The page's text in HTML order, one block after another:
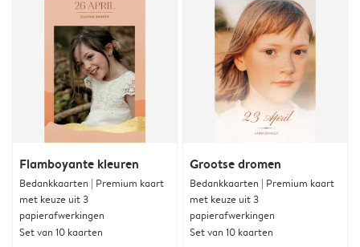
Flamboyante kleuren
Bedankkaarten | Premium kaart
met keuze uit 3
papierafwerkingen
Set van 10 kaarten
Grootse dromen
Bedankkaarten | Premium kaart
met keuze uit 3
papierafwerkingen
Set van 10 kaarten